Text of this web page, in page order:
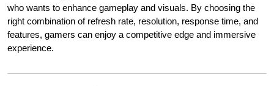
who wants to enhance gameplay and visuals. By choosing the
right combination of refresh rate, resolution, response time, and
features, gamers can enjoy a competitive edge and immersive
experience.